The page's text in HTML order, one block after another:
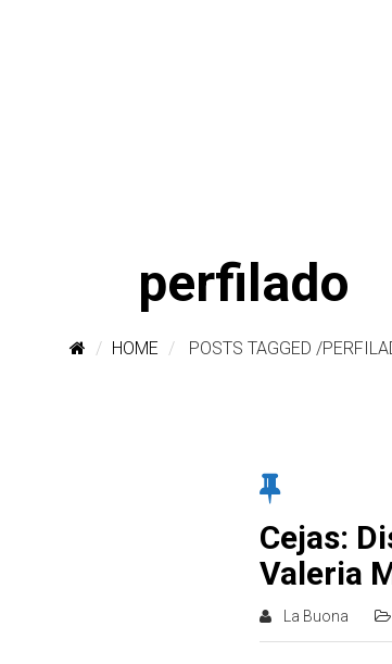
perfilado
HOME POSTS TAGGED /
Cejas:
Valeria
La Buona